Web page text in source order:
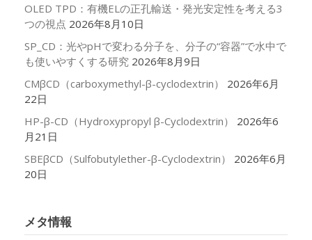
OLED TPD：有機ELの正孔輸送・発光安定性を考える3
つの視点 2026年8月10日
SP_CD：光やpHで変わる分子を、分子の“容器”で水中で
も使いやすくする研究 2026年8月9日
CMβCD（carboxymethyl-β-cyclodextrin）
2026年6月
22日
HP-β-CD（Hydroxypropyl β-Cyclodextrin）
2026年6
月21日
SBEβCD（Sulfobutylether-β-Cyclodextrin）
2026年6月
20日
メタ情報